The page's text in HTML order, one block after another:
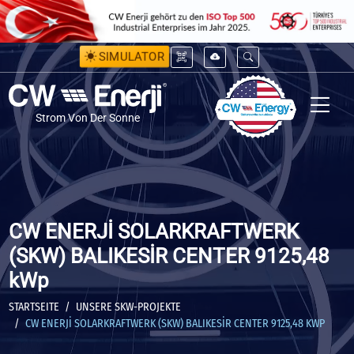
SIMULATOR
Strom Von Der Sonne
CW ENERJİ SOLARKRAFTWERK
(SKW) BALIKESİR CENTER 9125,48
kWp
STARTSEITE
UNSERE SKW-PROJEKTE
CW ENERJİ SOLARKRAFTWERK (SKW) BALIKESİR CENTER 9125,48 KWP